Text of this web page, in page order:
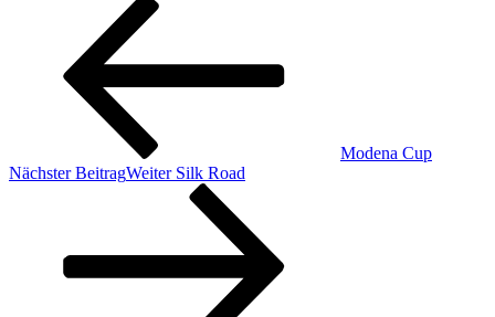
Modena Cup
Nächster BeitragWeiter Silk Road